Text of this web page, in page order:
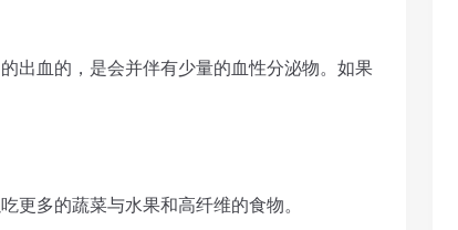
出血的，是会并伴有少量的血性分泌物。如果
更多的蔬菜与水果和高纤维的食物。